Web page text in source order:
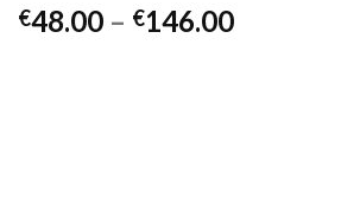
€48.00 – €146.00